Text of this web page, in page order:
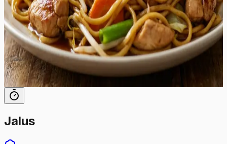
praetud chow mein nuudleid. See roog sobib
suurepäraselt argiõhtuteks, pakkudes kiirelt valmivat ja
rahuldustpakkuvat sööki kogu perele. Serveerige seda
kuumalt otse vokkpannilt ja nautige iga suutäit, mis on
täis tekstuure ja maitseid.
35min
8 tk
Jalus